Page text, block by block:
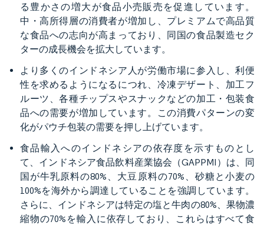
る豊かさの増大が食品小売販売を促進しています。
中・高所得層の消費者が増加し、プレミアムで高品質
な食品への志向が高まっており、同国の食品製造セク
ターの成長機会を拡大しています。
より多くのインドネシア人が労働市場に参入し、利便
性を求めるようになるにつれ、冷凍デザート、加工フ
ルーツ、各種チップスやスナックなどの加工・包装食
品への需要が増加しています。この消費パターンの変
化がパウチ包装の需要を押し上げています。
食品輸入へのインドネシアの依存度を示すものとし
て、インドネシア食品飲料産業協会（GAPPMI）は、同
国が牛乳原料の80%、大豆原料の70%、砂糖と小麦の
100%を海外から調達していることを強調しています。
さらに、インドネシアは特定の塩と牛肉の80%、果物濃
縮物の70%を輸入に依存しており、これらはすべて食